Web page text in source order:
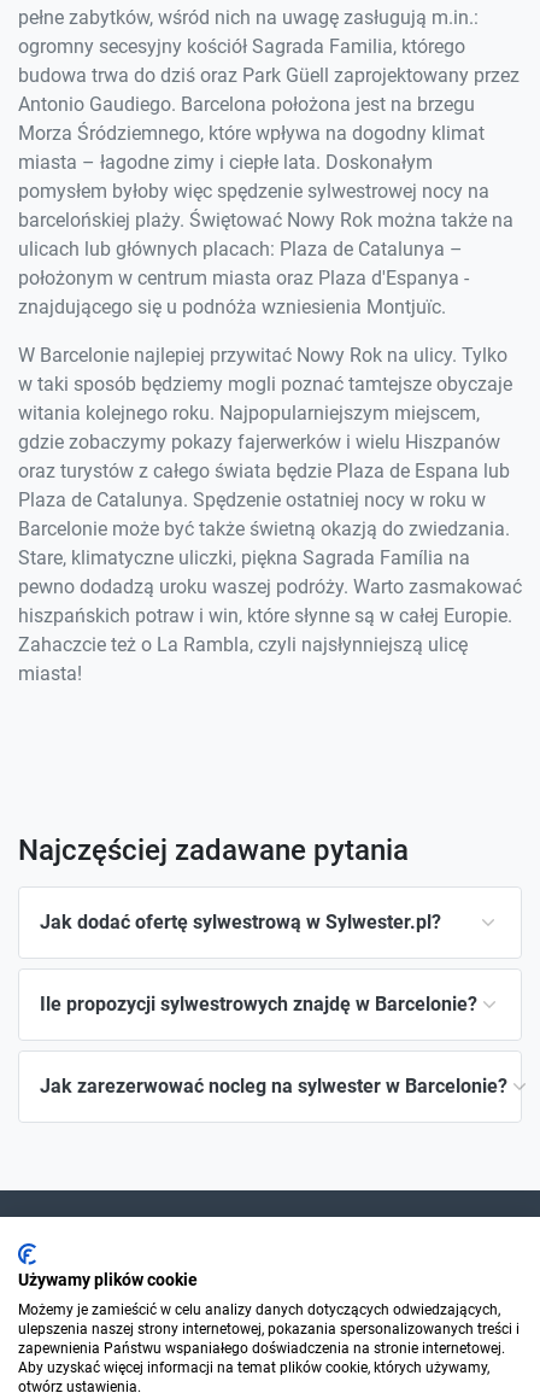
pełne zabytków, wśród nich na uwagę zasługują m.in.:
ogromny secesyjny kościół Sagrada Familia, którego
budowa trwa do dziś oraz Park Güell zaprojektowany przez
Antonio Gaudiego. Barcelona położona jest na brzegu
Morza Śródziemnego, które wpływa na dogodny klimat
miasta – łagodne zimy i ciepłe lata. Doskonałym
pomysłem byłoby więc spędzenie sylwestrowej nocy na
barcelońskiej plaży. Świętować Nowy Rok można także na
ulicach lub głównych placach: Plaza de Catalunya –
położonym w centrum miasta oraz Plaza d'Espanya -
znajdującego się u podnóża wzniesienia Montjuïc.
W Barcelonie najlepiej przywitać Nowy Rok na ulicy. Tylko
w taki sposób będziemy mogli poznać tamtejsze obyczaje
witania kolejnego roku. Najpopularniejszym miejscem,
gdzie zobaczymy pokazy fajerwerków i wielu Hiszpanów
oraz turystów z całego świata będzie Plaza de Espana lub
Plaza de Catalunya. Spędzenie ostatniej nocy w roku w
Barcelonie może być także świetną okazją do zwiedzania.
Stare, klimatyczne uliczki, piękna Sagrada Família na
pewno dodadzą uroku waszej podróży. Warto zasmakować
hiszpańskich potraw i win, które słynne są w całej Europie.
Zahaczcie też o La Rambla, czyli najsłynniejszą ulicę
miasta!
Najczęściej zadawane pytania
Jak dodać ofertę sylwestrową w Sylwester.pl?
Ile propozycji sylwestrowych znajdę w Barcelonie?
Jak zarezerwować nocleg na sylwester w Barcelonie?
Dla szukających
Dla organizatorów
Używamy plików cookie
Możemy je zamieścić w celu analizy danych dotyczących odwiedzających,
ulepszenia naszej strony internetowej, pokazania spersonalizowanych treści i
zapewnienia Państwu wspaniałego doświadczenia na stronie internetowej.
Aby uzyskać więcej informacji na temat plików cookie, których używamy,
otwórz ustawienia.